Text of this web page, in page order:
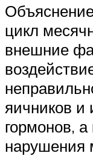
цикл
внешние
яичников и
гормонов, а
нарушения